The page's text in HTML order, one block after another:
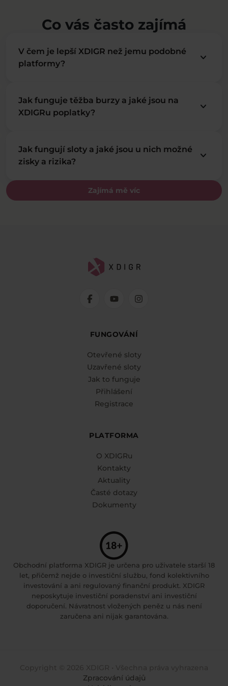
Co vás často zajímá
Zajímá mě víc
V čem je lepší XDIGR než jemu podobné
platformy?
keyboard_arrow_down
Jak funguje těžba burzy a jaké jsou na
XDIGRu poplatky?
keyboard_arrow_down
Jak fungují sloty a jaké jsou u nich možné
zisky a rizika?
keyboard_arrow_down
FUNGOVÁNÍ
Otevřené sloty
Uzavřené sloty
Jak to funguje
Přihlášení
Registrace
PLATFORMA
O XDIGRu
Kontakty
Aktuality
Časté dotazy
Dokumenty
Obchodní platforma XDIGR je určena pro uživatele starší 18
let, přičemž nejde o investiční službu, fond kolektivního
investování a ani regulovaný finanční produkt. XDIGR
neposkytuje investiční poradenství ani investiční
doporučení. Návratnost vložených peněz u nás není
zaručena ani nijak garantována.
Zpracování údajů